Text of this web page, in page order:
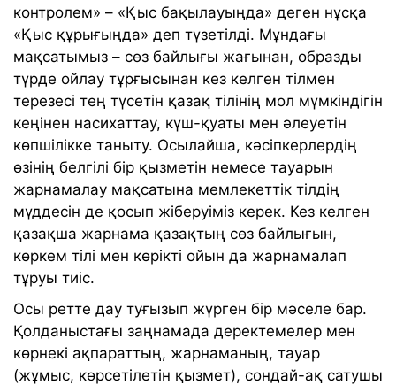
контролем» – «Қыс бақылауыңда» деген нұсқа
«Қыс құрығыңда» деп түзетілді. Мұндағы
мақсатымыз – сөз байлығы жағынан, образды
түрде ойлау тұрғысынан кез келген тілмен
терезесі тең түсетін қазақ тілінің мол мүмкіндігін
кеңінен насихаттау, күш-қуаты мен әлеуетін
көпшілікке таныту. Осылайша, кәсіпкерлердің
өзінің белгілі бір қызметін немесе тауарын
жарнамалау мақсатына мемлекеттік тілдің
мүддесін де қосып жіберуіміз керек. Кез келген
қазақша жарнама қазақтың сөз байлығын,
көркем тілі мен көрікті ойын да жарнамалап
тұруы тиіс.
Осы ретте дау туғызып жүрген бір мәселе бар.
Қолданыстағы заңнамада деректемелер мен
көрнекі ақпараттың, жарнаманың, тауар
(жұмыс, көрсетілетін қызмет), сондай-ақ сатушы